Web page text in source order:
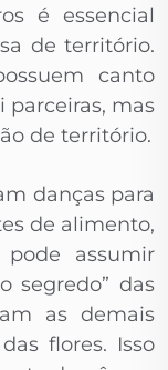
é essencial
de território.
canto
parceiras, mas
de território.
danças para
de alimento,
assumir
segredo” das
as demais
flores. Isso